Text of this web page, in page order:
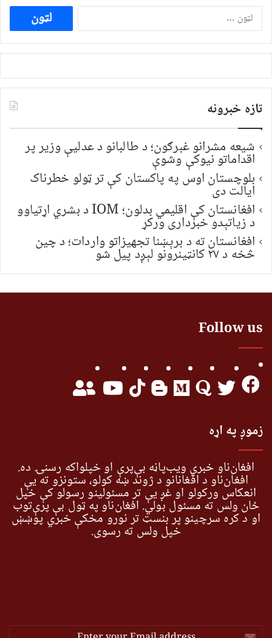
ددی
لپاره
لټون:
تازه خبرونه
شیعه مشرانو غبرګون؛ د طالبانو د عدلیې وزیر پر
اقداماتو نیوکې وشوې
بلوچستان اوس په پاکستان کې تر ټولو خطرناک
ایالت دی
افغانستان کې اقلیمي بدلون؛ IOM د بشري اړتیاوو
د زیاتېدو خبرداری ورکړ
افغانستان ته د برېښنا تجهیزاتو واردات؛ د چین
څخه د ۲۷ کانټینرونو لېږد پیل شو
Follow us
زموږ په اړه
افغان‌ناو خبري ویب‌پاڼه بې‌پرې او خپلواکه رسنۍ ده.
افغان‌ناو د افغانانو د ژوند ښه کولو، ستونزو ته یې
انعکاس ورکولو او غږ یې تر مسئولینو رسولو کې خپل
ځان ولس ته مسئول بولي. افغان‌ناو په ټول بې پرې‌توب
او د کره سرچینو پر بنسټ تر نورو مخکې خبري پوښښ
خپل ولس ته رسوي.
Enter